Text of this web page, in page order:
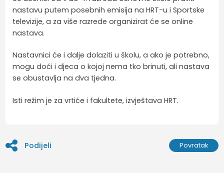
nastavu putem posebnih emisija na HRT-u i Sportske
televizije, a za više razrede organizirat će se online
nastava.
Nastavnici će i dalje dolaziti u školu, a ako je potrebno,
mogu doći i djeca o kojoj nema tko brinuti, ali nastava
se obustavlja na dva tjedna.
Isti režim je za vrtiće i fakultete, izvještava HRT.
Podijeli Povratak